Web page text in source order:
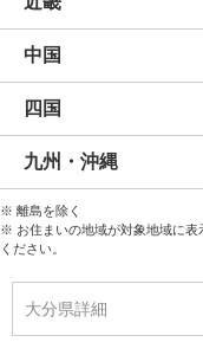
中国
四国
九州・沖縄
※ 離島を除く
※ お住まいの地域が対象地域に表
ください。
大分県詳細